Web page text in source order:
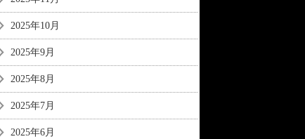
2025年10月
2025年9月
2025年8月
2025年7月
2025年6月